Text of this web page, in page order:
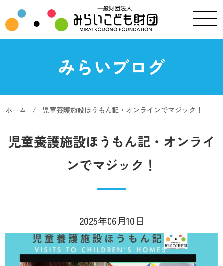
みらいブログ
ホーム 児童養護施設ほうもん記・オンラインでマジック！
児童養護施設ほうもん記・オンライ
ンでマジック！
2025年06月10日